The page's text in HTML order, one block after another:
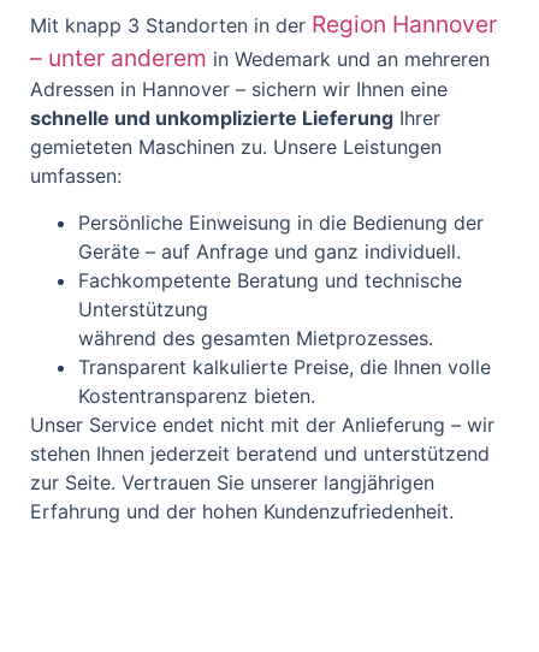
Mit knapp 3 Standorten in der Region Hannover
– unter anderem in Wedemark und an mehreren
Adressen in Hannover – sichern wir Ihnen eine
schnelle und unkomplizierte Lieferung Ihrer
gemieteten Maschinen zu. Unsere Leistungen
umfassen:
Persönliche Einweisung in die Bedienung der
Geräte – auf Anfrage und ganz individuell.
Fachkompetente Beratung und technische
Unterstützung
während des gesamten Mietprozesses.
Transparent kalkulierte Preise, die Ihnen volle
Kostentransparenz bieten.
Unser Service endet nicht mit der Anlieferung – wir
stehen Ihnen jederzeit beratend und unterstützend
zur Seite. Vertrauen Sie unserer langjährigen
Erfahrung und der hohen Kundenzufriedenheit.